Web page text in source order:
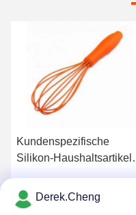
Kundenspezifische
Silikon-Haushaltsartikel
SGS
Derek.Cheng